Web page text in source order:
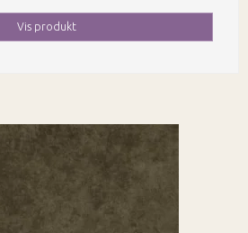
Vis produkt